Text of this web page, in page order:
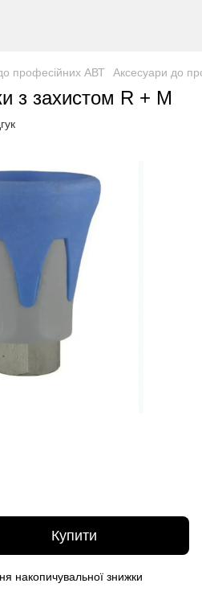
професійних АВТ Аксесуари до
з захистом R + M
Купити
накопичувальної знижки